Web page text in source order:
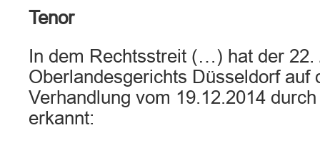
Tenor
In dem Rechtsstreit (…) hat der 22.
Oberlandesgerichts Düsseldorf auf
Verhandlung vom 19.12.2014
erkannt: